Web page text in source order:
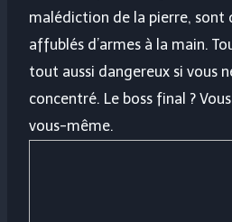
malédiction de la pierre, sont
affublés d’armes à la main.
tout aussi dangereux si vous
concentré. Le boss final ?
vous-même.